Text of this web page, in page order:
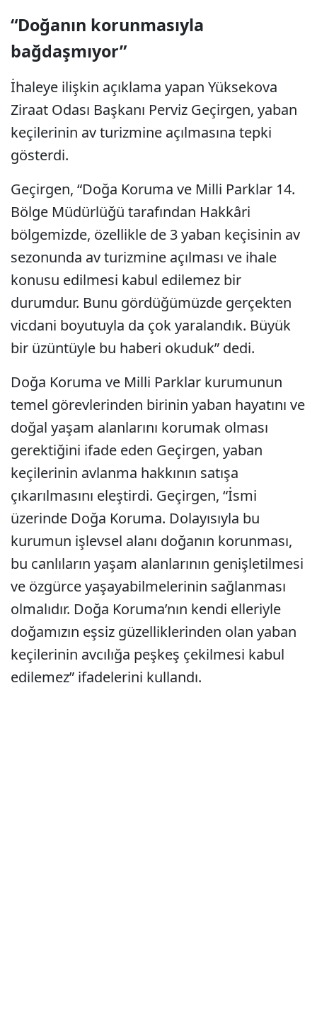
“Doğanın korunmasıyla
bağdaşmıyor”
İhaleye ilişkin açıklama yapan Yüksekova
Ziraat Odası Başkanı Perviz Geçirgen, yaban
keçilerinin av turizmine açılmasına tepki
gösterdi.
Geçirgen, “Doğa Koruma ve Milli Parklar 14.
Bölge Müdürlüğü tarafından Hakkâri
bölgemizde, özellikle de 3 yaban keçisinin av
sezonunda av turizmine açılması ve ihale
konusu edilmesi kabul edilemez bir
durumdur. Bunu gördüğümüzde gerçekten
vicdani boyutuyla da çok yaralandık. Büyük
bir üzüntüyle bu haberi okuduk” dedi.
Doğa Koruma ve Milli Parklar kurumunun
temel görevlerinden birinin yaban hayatını ve
doğal yaşam alanlarını korumak olması
gerektiğini ifade eden Geçirgen, yaban
keçilerinin avlanma hakkının satışa
çıkarılmasını eleştirdi. Geçirgen, “İsmi
üzerinde Doğa Koruma. Dolayısıyla bu
kurumun işlevsel alanı doğanın korunması,
bu canlıların yaşam alanlarının genişletilmesi
ve özgürce yaşayabilmelerinin sağlanması
olmalıdır. Doğa Koruma’nın kendi elleriyle
doğamızın eşsiz güzelliklerinden olan yaban
keçilerinin avcılığa peşkeş çekilmesi kabul
edilemez” ifadelerini kullandı.